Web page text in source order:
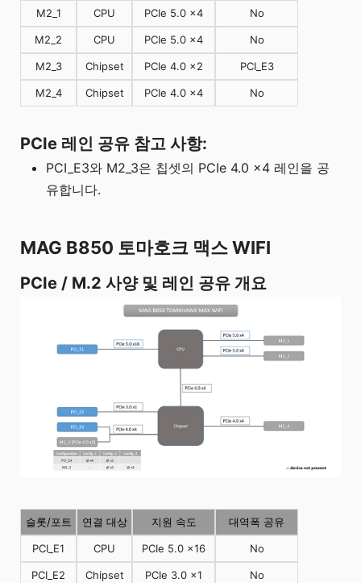
M2_1 CPU PCIe 5.0 x4 No
M2_2 CPU PCIe 5.0 x4 No
M2_3 Chipset PCIe 4.0 x2 PCI_E3
M2_4 Chipset PCIe 4.0 x4 No
PCIe 레인 공유 참고 사항:
PCI_E3와 M2_3은 칩셋의 PCIe 4.0 x4 레인을 공
유합니다.
MAG B850 토마호크 맥스 WIFI
PCIe / M.2 사양 및 레인 공유 개요
슬롯/포트 연결 대상 지원 속도 대역폭 공유
PCI_E1 CPU PCIe 5.0 x16 No
PCI_E2 Chipset PCIe 3.0 x1 No